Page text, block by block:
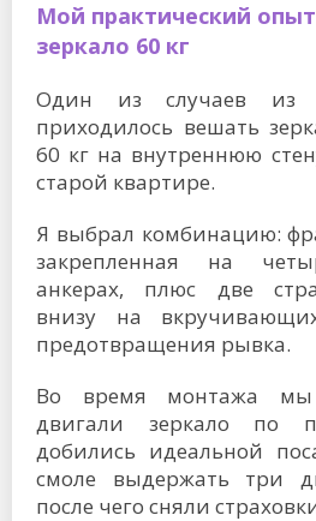
Мой практический
зеркало 60 кг
Один из случаев из
приходилось вешать
60 кг на внутреннюю
старой квартире.
Я выбрал комбинацию:
закрепленная на
анкерах, плюс две
внизу на
предотвращения рывка.
Во время монтажа
двигали зеркало по
добились идеальной
смоле выдержать три
после чего сняли